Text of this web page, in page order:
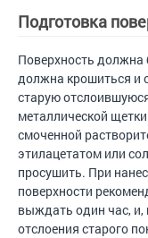
Подготовка
Поверхность должна
должна крошиться и
старую
металлической
смоченной
этилацетатом или
просушить. При
поверхности
выждать один час, и,
отслоения старого